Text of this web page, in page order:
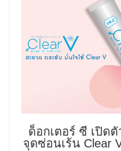
ด็อกเตอร์ ซี เปิด
จุดซ่อนเร้น Clear